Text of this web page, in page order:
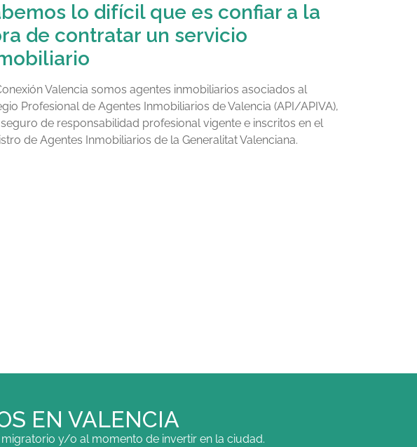
lo difícil que es confiar a la
de contratar un servicio
Valencia somos agentes inmobiliarios asociados al
Profesional de Agentes Inmobiliarios de Valencia (API/APIVA),
de responsabilidad profesional vigente e inscritos en el
de Agentes Inmobiliarios de la Generalitat Valenciana.
EN VALENCIA
y/o al momento de invertir en la ciudad.